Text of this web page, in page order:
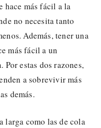
hace más fácil a la
no necesita tanto
Además, tener una
más fácil a un
estas dos razones,
a sobrevivir más
demás.
larga como las de cola